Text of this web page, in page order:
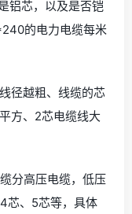
铝芯，以及是否铠
的电力电缆每米
径越粗、线缆的芯
方、2芯电缆线大
分高压电缆，低压
芯、5芯等，具体